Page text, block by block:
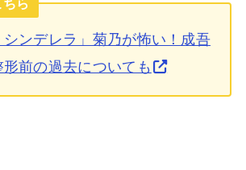
ら
シンデレラ」菊乃が怖い！成吾
前の過去についても